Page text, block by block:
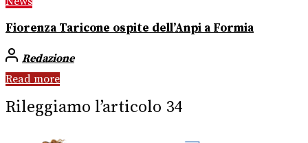
Fiorenza Taricone ospite dell’Anpi a Formia
Redazione
Read more
Rileggiamo l’articolo 34